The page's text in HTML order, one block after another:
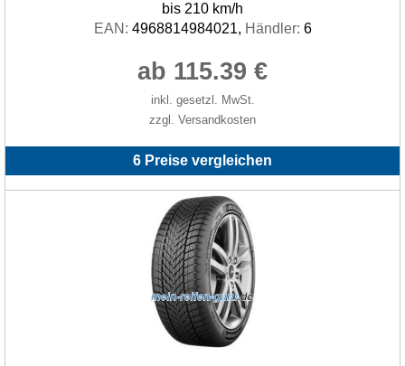
bis 210 km/h
EAN: 4968814984021, Händler: 6
ab 115.39 €
inkl. gesetzl. MwSt.
zzgl. Versandkosten
6 Preise vergleichen